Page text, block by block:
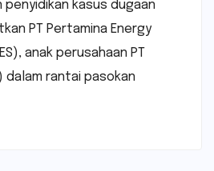
penyidikan kasus dugaan
PT Pertamina Energy
anak perusahaan PT
dalam rantai pasokan